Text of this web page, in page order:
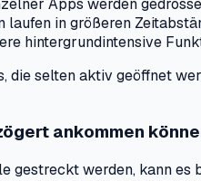
laufen in größeren
hintergrundintensive
die selten aktiv geöffnet
ankommen
gestreckt werden, kann